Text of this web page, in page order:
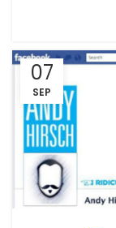
07
SEP